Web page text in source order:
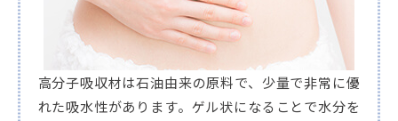
高分子吸収材は石油由来の原料で、少量で非常に優
れた吸水性があります。ゲル状になることで水分を